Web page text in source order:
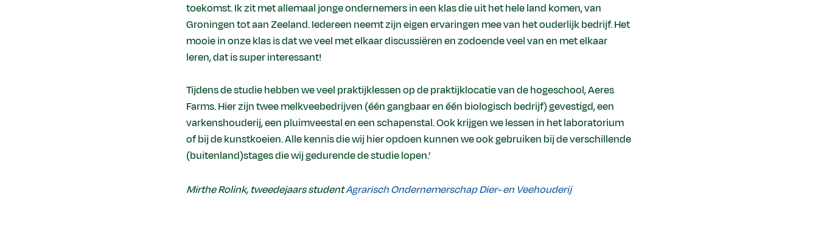
toekomst. Ik zit met allemaal jonge ondernemers in een klas die uit het hele land komen, van
Groningen tot aan Zeeland. Iedereen neemt zijn eigen ervaringen mee van het ouderlijk bedrijf. Het
mooie in onze klas is dat we veel met elkaar discussiëren en zodoende veel van en met elkaar
leren, dat is super interessant!
Tijdens de studie hebben we veel praktijklessen op de praktijklocatie van de hogeschool, Aeres
Farms. Hier zijn twee melkveebedrijven (één gangbaar en één biologisch bedrijf) gevestigd, een
varkenshouderij, een pluimveestal en een schapenstal. Ook krijgen we lessen in het laboratorium
of bij de kunstkoeien. Alle kennis die wij hier opdoen kunnen we ook gebruiken bij de verschillende
(buitenland)stages die wij gedurende de studie lopen.’
Mirthe Rolink, tweedejaars studentAgrarisch Ondernemerschap Dier- en Veehouderij